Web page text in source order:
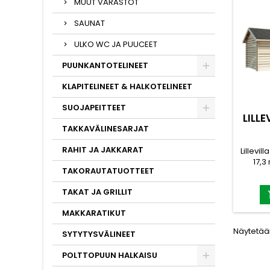
SAUNAT
ULKO WC JA PUUCEET
PUUNKANTOTELINEET
KLAPITELINEET & HALKOTELINEET
SUOJAPEITTEET
TAKKAVÄLINESARJAT
RAHIT JA JAKKARAT
TAKORAUTATUOTTEET
TAKAT JA GRILLIT
MAKKARATIKUT
SYTYTYSVÄLINEET
POLTTOPUUN HALKAISU
rako.
3m
kaksi